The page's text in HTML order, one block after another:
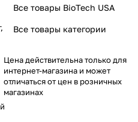
Все товары BioTech USA
Все товары категории
Цена действительна только для
интернет-магазина и может
отличаться от цен в розничных
магазинах